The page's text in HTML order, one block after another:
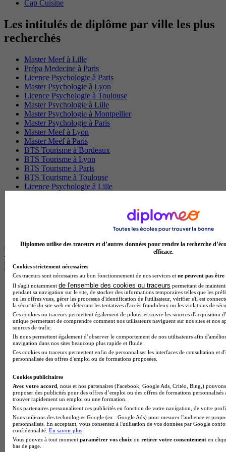
Cap Cuisine
Les intitulés de diplôme par ville les plus
recherchés
Master Meef à Lille
Prépa Medecine à Paris
Licence Psychologie à Paris
Master Psychologie à Lyon
Licence Psychologie à Toulouse
Master Psychologie à Lille
Master Psychologie à Montpellier
Master Psychologie à Paris
Master Meef à Lyon
Master Meef à Paris
BTS Tourisme à Bordeaux
BTS Tourisme à Lyon
BTS Tourisme à Paris
BTS Tourisme à Toulouse
Licence Psychologie à Lille
Les intitulés de diplôme par alternance
les plus recherchés
BTS Esf en alternance
BTS Dietetique en alternance
BTS Mco en alternance
BTS Pi en alternance
BTS Sp3s en alternance
Master CCA en alternance
BTS Ndrc en alternance
BTS Sam en alternance
Cap Fleuriste en alternance
MSc Marketing Digital en alternance
BTS Gpme en alternance
Cap Electricien en alternance
BTS Gpn en alternance
BTS Domotique en alternance
BAC Pro Agora en alternance
BTS Sta en alternance
BTS Iris en alternance
Diplomeo utilise des traceurs et d’autres données pour rendre la recherche
efficace.
Cookies strictement nécessaires
Ces traceurs sont nécessaires au bon fonctionnement de nos services et ne peuvent pas être
Il s'agit notamment de l'ensemble des cookies ou traceurs permettant de
pendant sa navigation sur le site, de stocker des informations temporaires telles que les
ou les offres vues, gérer les processus d'identification de l'utilisateur, vérifier s'il est
la sécurité du site web en détectant les tentatives d'accès frauduleux ou les violations de
Ces cookies ou traceurs permettent également de piloter et suivre les sources d'acquisition
unique permettant de comprendre comment nos utilisateurs naviguent sur nos sites et nos
sources de trafic.
Ils nous permettent également d’observer le comportement de nos utilisateurs afin
navigation dans nos sites beaucoup plus rapide et fluide.
Ces cookies ou traceurs permettent enfin de personnaliser les interfaces de consultation et
personnalisée des offres d'emploi ou de formations proposées.
Cookies publicitaires
Avec votre accord , nous et nos partenaires (Facebook, Google Ads, Critéo, Bing,)
proposer des publicités pour des offres d’emploi ou des offres de formations
trouver rapidement un emploi ou une formation.
Nos partenaires personnalisent ces publicités en fonction de votre navigation, de votre
Nous utilisons des technologies Google (ex : Google Ads) pour mesurer l'audience et
personnalisés. En acceptant, vous consentez à l'utilisation de vos données par Google
confidentialité. En savoir plus
Vous pouvez à tout moment paramétrer vos choix ou retirer votre consentement en
bas de page.